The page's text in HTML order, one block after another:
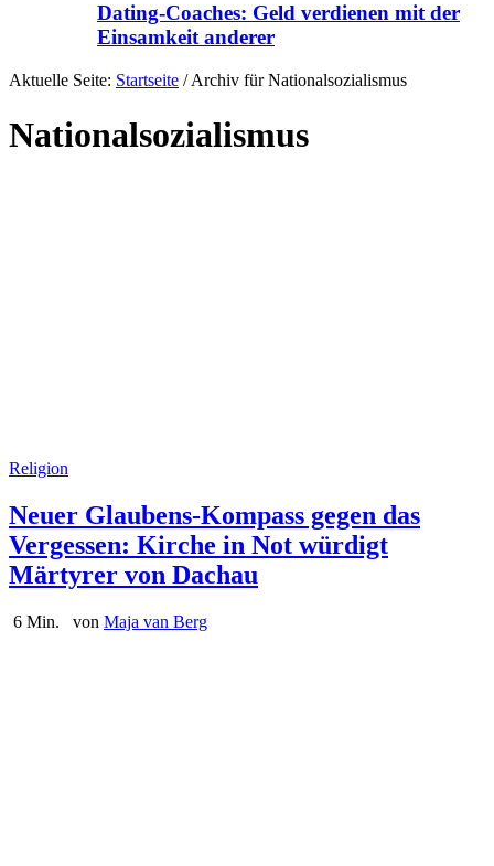
Dating-Coaches: Geld verdienen mit der
Einsamkeit anderer
Aktuelle Seite: Startseite /Archiv für Nationalsozialismus
Nationalsozialismus
Religion
Neuer Glaubens-Kompass gegen das
Vergessen: Kirche in Not würdigt
Märtyrer von Dachau
6 Min. von Maja van Berg